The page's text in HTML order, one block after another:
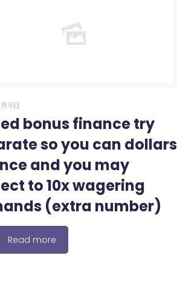
9日
bonus finance try
so you can dollars
and you may
to 10x wagering
(extra number)
Read more